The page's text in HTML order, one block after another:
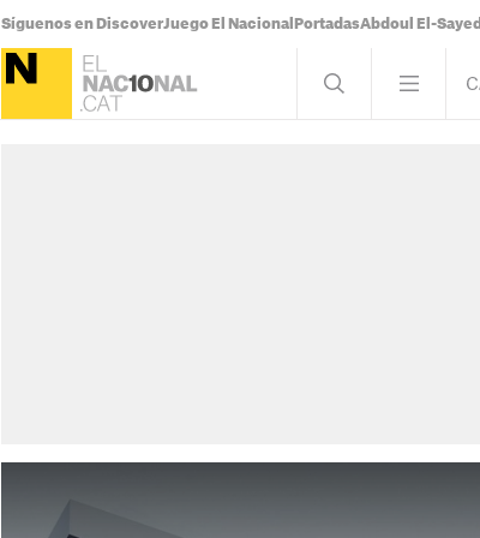
Síguenos en DiscoverJuego El Nacional PortadasAbdoul El-Sayed